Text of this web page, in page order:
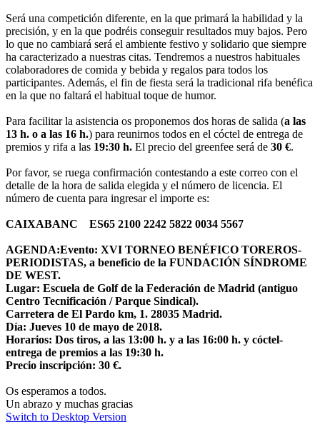
Será una competición diferente, en la que primará la habilidad y la
precisión, y en la que podréis conseguir resultados muy bajos. Pero
lo que no cambiará será el ambiente festivo y solidario que siempre
ha caracterizado a nuestras citas. Tendremos a nuestros habituales
colaboradores de comida y bebida y regalos para todos los
participantes. Además, el fin de fiesta será la tradicional rifa benéfica
en la que no faltará el habitual toque de humor.
Para facilitar la asistencia os proponemos dos horas de salida (a las
13 h. o a las 16 h.) para reunirnos todos en el cóctel de entrega de
premios y rifa a las 19:30 h. El precio del greenfee será de 30 €.
Por favor, se ruega confirmación contestando a este correo con el
detalle de la hora de salida elegida y el número de licencia. El
número de cuenta para ingresar el importe es:
CAIXABANC ES65 2100 2242 5822 0034 5567
AGENDA:Evento: XVI TORNEO BENÉFICO TOREROS-
PERIODISTAS, a beneficio de la FUNDACIÓN SÍNDROME
DE WEST.
Lugar: Escuela de Golf de la Federación de Madrid (antiguo
Centro Tecnificación / Parque Sindical).
Carretera de El Pardo km, 1. 28035 Madrid.
Día: Jueves 10 de mayo de 2018.
Horarios: Dos tiros, a las 13:00 h. y a las 16:00 h. y cóctel-
entrega de premios a las 19:30 h.
Precio inscripción: 30 €.
Os esperamos a todos.
Un abrazo y muchas gracias
Switch to Desktop Version